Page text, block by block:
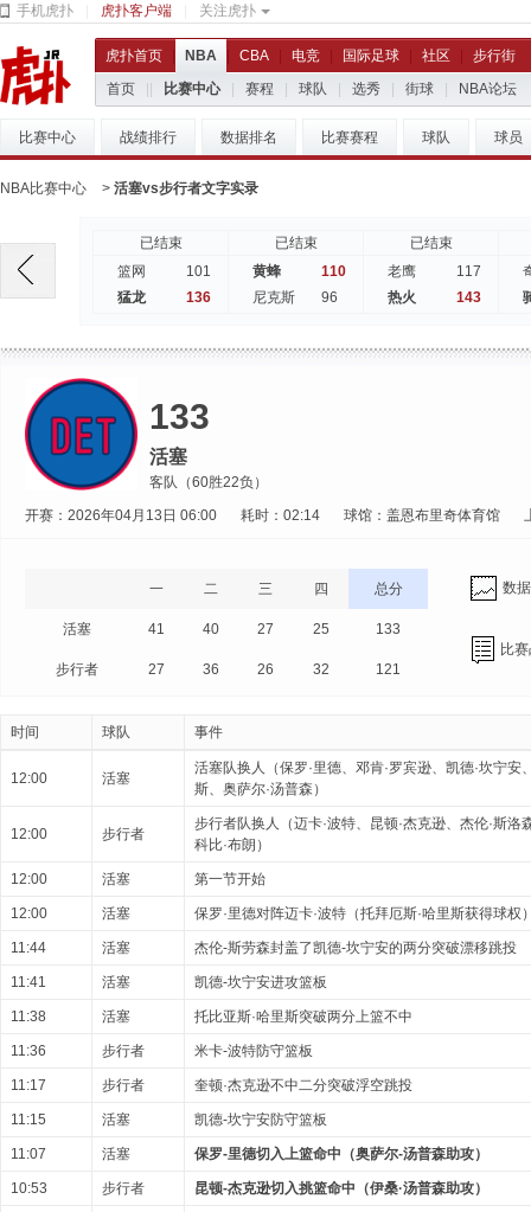
手机虎扑 虎扑客户端 关注虎扑
虎扑首页 NBA CBA 电竞 国际足球 社区
步行街
首页
比赛中心 赛程 球队 选秀 街球 NBA论坛
比赛中心 战绩排行 数据排名 比赛赛程 球队 球员
NBA比赛中心 > 活塞vs步行者文字实录
已结束
篮网
101
猛龙
136
已结束
黄蜂
110
尼克斯
96
已结束
老鹰
117
热火
143
133
活塞
客队（60胜22负）
开赛：2026年04月13日 06:00
耗时：02:14 球馆：盖恩布里奇体育馆
一 二 三 四 总分
活塞 41 40 27 25 133
步行者 27 36 26 32 121
数
比
时间 球队 事件
12:00 活塞
活塞队换人（保罗·里德、邓肯·罗宾逊、凯德·坎宁安
斯、奥萨尔·汤普森）
12:00 步行者
步行者队换人（迈卡·波特、昆顿·杰克逊、杰伦·斯洛
科比·布朗）
12:00 活塞 第一节开始
12:00 活塞 保罗·里德对阵迈卡·波特（托拜厄斯·哈里斯获得球权
11:44 活塞 杰伦-斯劳森封盖了凯德-坎宁安的两分突破漂移跳投
11:41 活塞 凯德-坎宁安进攻篮板
11:38 活塞 托比亚斯·哈里斯突破两分上篮不中
11:36 步行者 米卡-波特防守篮板
11:17 步行者 奎顿·杰克逊不中二分突破浮空跳投
11:15 活塞 凯德-坎宁安防守篮板
11:07 活塞 保罗-里德切入上篮命中（奥萨尔-汤普森助攻）
10:53 步行者 昆顿-杰克逊切入挑篮命中（伊桑·汤普森助攻）